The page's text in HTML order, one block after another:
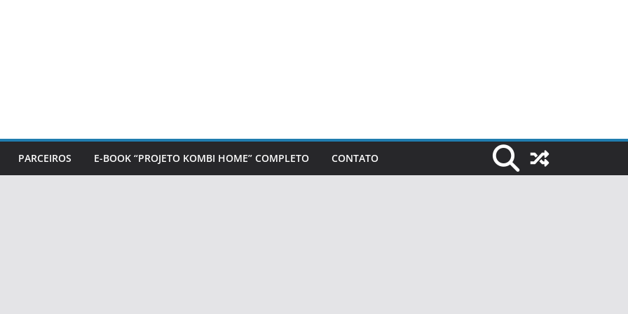
PARCEIROS E-BOOK “PROJETO KOMBI HOME” COMPLETO CONTATO